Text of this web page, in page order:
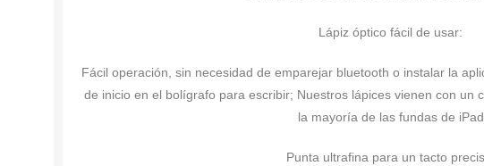
Lápiz óptico fácil de usar:
Fácil operación, sin necesidad de emparejar bluetooth o instalar la
de inicio en el bolígrafo para escribir; Nuestros lápices vienen con un
la mayoría de las fundas de iPad
Punta ultrafina para un tacto